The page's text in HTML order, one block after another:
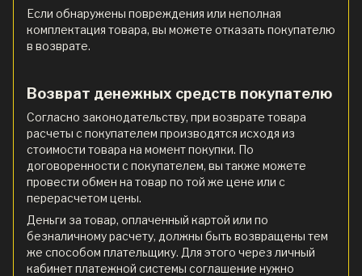
Если обнаружены повреждения или неполная
комплектация товара, вы можете отказать покупателю
в возврате.
Возврат денежных средств покупателю
Согласно законодательству, при возврате товара
расчеты с покупателем производятся исходя из
стоимости товара на момент покупки. По
договоренности с покупателем, вы также можете
провести обмен на товар по той же цене или с
перерасчетом цены.
Деньги за товар, оплаченный картой или по
безналичному расчету, должны быть возвращены тем
же способом плательщику. Для этого через личный
кабинет платежной системы соглашение нужно